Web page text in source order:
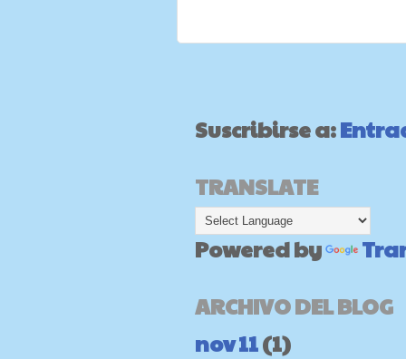
Suscribirse a:
TRANSLATE
Powered by
ARCHIVO DEL BLOG
nov 11(1)